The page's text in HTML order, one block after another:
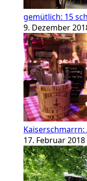
gemütlich: 15
9. Dezember
17. Februar 2018